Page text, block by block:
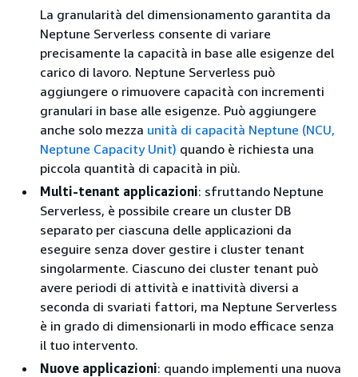
La granularità del dimensionamento garantita da
Neptune Serverless consente di variare
precisamente la capacità in base alle esigenze del
carico di lavoro. Neptune Serverless può
aggiungere o rimuovere capacità con incrementi
granulari in base alle esigenze. Può aggiungere
anche solo mezza unità di capacità Neptune (NCU,
Neptune Capacity Unit) quando è richiesta una
piccola quantità di capacità in più.
Multi-tenant applicazioni: sfruttando Neptune
Serverless, è possibile creare un cluster DB
separato per ciascuna delle applicazioni da
eseguire senza dover gestire i cluster tenant
singolarmente. Ciascuno dei cluster tenant può
avere periodi di attività e inattività diversi a
seconda di svariati fattori, ma Neptune Serverless
è in grado di dimensionarli in modo efficace senza
il tuo intervento.
Nuove applicazioni: quando implementi una nuova